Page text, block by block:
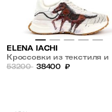
ELENA IACHI
Кроссовки из текстиля и
замши с рисунком
53200 38400 ₽